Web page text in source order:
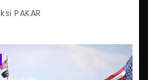
PAKAR